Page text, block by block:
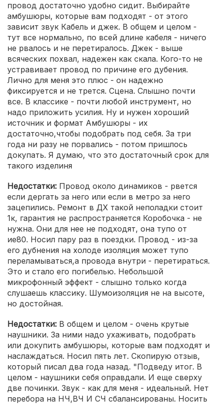
провод достаточно удобно сидит. Выбирайте
амбушюры, которые вам подходят - от этого
зависит звук Кабель и джек. В общем и целом -
тут все нормально, по всей длине кабеля - ничего
не рвалось и не перетиралось. Джек - выше
всяческих похвал, надежен как скала. Кого-то не
устравивает провод по причине его дубения.
Лично для меня это плюс - он надежно
фиксируется и не трется. Сцена. Слышно почти
все. В классике - почти любой инструмент, но
надо приложить усилия. Ну и нужен хороший
источник и формат Амбушюры - их
достаточно,чтобы подобрать под себя. За три
года ни разу не порвались - потом пришлось
докупать. Я думаю, что это достаточный срок для
такого изделиня
Недостатки: Провод около динамиков - рвется
если дергать за него или если в метро за него
зацепились. Ремонт в ДХ такой неполадки стоит
1к, гарантия не распространяется Коробочка - не
нужна. Они для нее не подходят, она тупо от
ие80. Носил пару раз в поездки. Провод - из-за
его дубнения на холоде изоляция может тупо
переламываться,а провода внутри - перетираться.
Это и стало его погибелью. Небольшой
микрофонный эффект - слышно только когда
слушаешь классику. Шумоизоляция не на высоте,
но достойная.
Недостатки: В общем и целом - очень крутые
наушники. За ними надо ухаживать, подобрать
или докупить амбушюры, которые вам подходят и
наслаждаться. Носил пять лет. Скопирую отзыв,
который писал два года назад. "Подведу итог. В
целом - наушники себя оправдали. И еще сверху
две починки. Звук - как для меня - идеальный. Нет
перебора на НЧ,ВЧ И СЧ сбалансированы. Носить